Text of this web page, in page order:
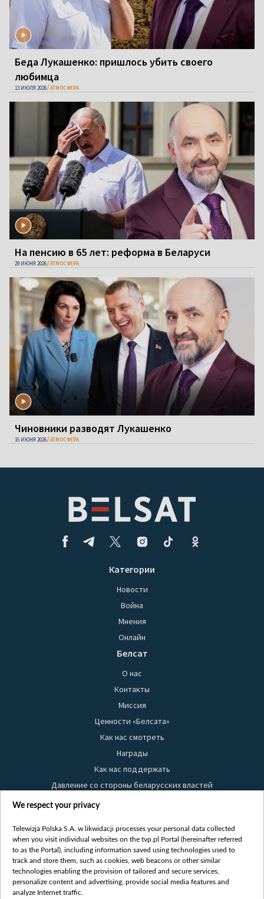
Беда Лукашенко: пришлось убить своего
любимца
13 ИЮЛЯ 2026 АТМОСФЕРА
На пенсию в 65 лет: реформа в Беларуси
29 ИЮНЯ 2026 АТМОСФЕРА
Чиновники разводят Лукашенко
15 ИЮНЯ 2026 АТМОСФЕРА
Категории
Новости
Война
Мнения
Онлайн
Белсат
О нас
Контакты
Миссия
Ценности «Белсата»
Как нас смотреть
Награды
Как нас поддержать
Давление со стороны беларусских властей
Правила использования материалов
Безопасность
Youtube
Белсат news
Белсат Life
We respect your privacy
Telewizja Polska S.A. w likwidacji processes your personal data collected
when you visit individual websites on the tvp.pl Portal (hereinafter referred
to as the Portal), including information saved using technologies used to
track and store them, such as cookies, web beacons or other similar
technologies enabling the provision of tailored and secure services,
personalize content and advertising, provide social media features and
analyze Internet traffic.